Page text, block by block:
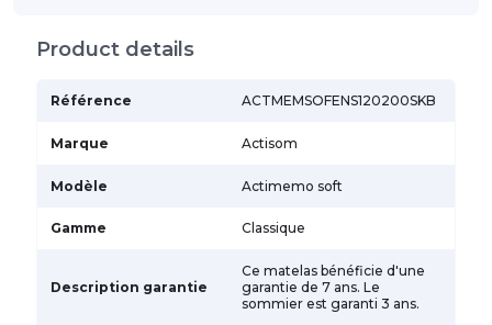
Product details
Référence ACTMEMSOFENS120200SKB
Marque Actisom
Modèle Actimemo soft
Gamme Classique
Description garantie
Ce matelas bénéficie d'une
garantie de 7 ans. Le
sommier est garanti 3 ans.